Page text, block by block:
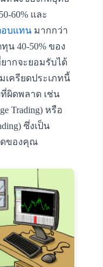
60% และ
อบแทน มากกว่า
น 40-50% ของ
ากจะยอมรับได้
เครียดประเภทนี้
ผิดพลาด เช่น
Trading) หรือ
ซึ่งเป็น
ดของคุณ